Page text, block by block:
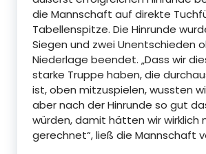
die Mannschaft auf direkte
Tabellenspitze. Die Hinrunde
Siegen und zwei Unentschieden
Niederlage beendet. „Dass wir
starke Truppe haben, die
ist, oben mitzuspielen, wussten
aber nach der Hinrunde so gut
würden, damit hätten wir wirklich
gerechnet“, ließ die Mannschaft